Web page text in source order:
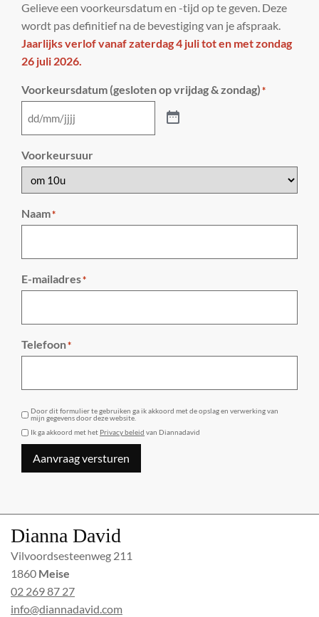
Gelieve een voorkeursdatum en -tijd op te geven. Deze
wordt pas definitief na de bevestiging van je afspraak.
Jaarlijks verlof vanaf zaterdag 4 juli tot en met zondag
26 juli 2026.
Voorkeursdatum (gesloten op vrijdag & zondag)*
Voorkeursuur
Naam*
E-mailadres*
Telefoon*
Door dit formulier te gebruiken ga ik akkoord met de opslag en verwerking van
mijn gegevens door deze website.
Ik ga akkoord met het Privacy beleid van Diannadavid
Aanvraag versturen
Dianna David
Vilvoordsesteenweg 211
1860 Meise
02 269 87 27
info@diannadavid.com